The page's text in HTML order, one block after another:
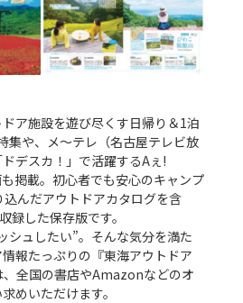
ア施設を遊び尽くす日帰り＆1泊
集や、メ～テレ（名古屋テレビ放
デスカ！」で活躍するAぇ!
掲載。初心者でも安心のキャンプ
んだアウトドアカタログを含
録した保存版です。
シュしたい”。そんな気分を満た
報たっぷりの『東海アウトドア
全国の書店やAmazonなどのオ
めいただけます。